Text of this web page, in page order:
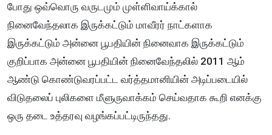
போது ஒவ்வொரு வருடமும் முள்ளிவாய்க்கால்
நினைவேந்தலாக இருக்கட்டும் மாவீரர் நாட்களாக
இருக்கட்டும் அன்னை பூபதியின் நினைவாக இருக்கட்டும்
குறிப்பாக அன்னை பூபதியின் நினைவேந்தலில் 2011 ஆம்
ஆண்டு கொண்டுவரப்பட்ட வர்த்தமானியின் அடிப்படையில்
விடுதலைப் புலிகளை மீளுருவாக்கம் செய்வதாக கூறி எனக்கு
ஒரு தடை உத்தரவு வழங்கப்பட்டிருந்தது.